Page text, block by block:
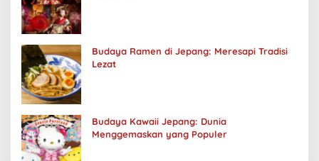
Budaya Ramen di Jepang: Meresapi Tradisi
Lezat
Budaya Kawaii Jepang: Dunia
Menggemaskan yang Populer